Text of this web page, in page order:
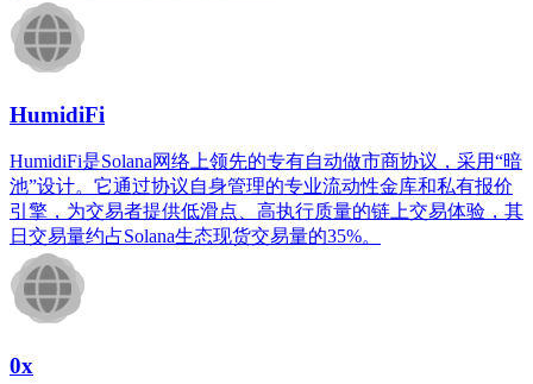
HumidiFi
HumidiFi是Solana网络上领先的专有自动做市商协议，采用“暗
池”设计。它通过协议自身管理的专业流动性金库和私有报价
引擎，为交易者提供低滑点、高执行质量的链上交易体验，其
日交易量约占Solana生态现货交易量的35%。
0x